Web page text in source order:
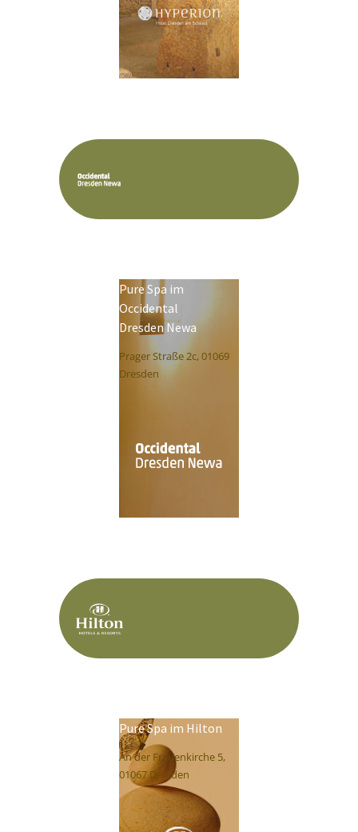
Pure Spa im
Occidental
Dresden Newa
Prager Straße 2c, 01069
Dresden
Pure Spa im Hilton
An der Frauenkirche 5,
01067 Dresden